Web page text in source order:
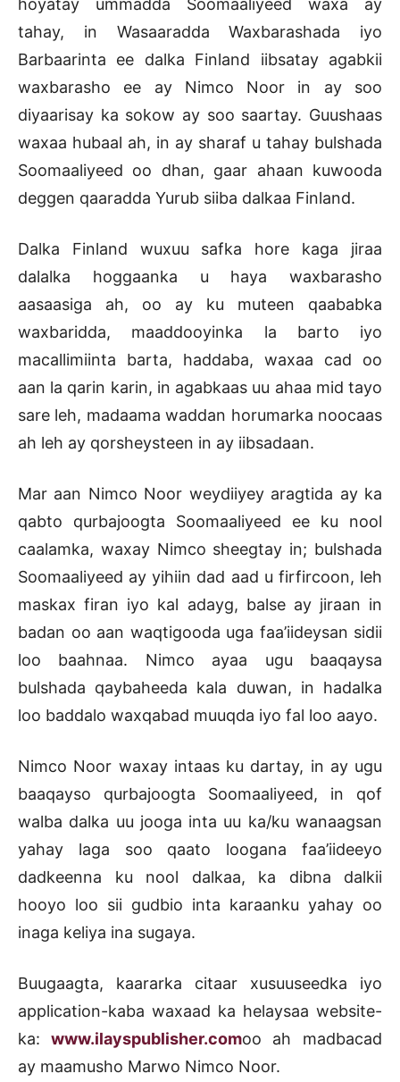
hoyatay ummadda Soomaaliyeed waxa ay
tahay, in Wasaaradda Waxbarashada iyo
Barbaarinta ee dalka Finland iibsatay agabkii
waxbarasho ee ay Nimco Noor in ay soo
diyaarisay ka sokow ay soo saartay. Guushaas
waxaa hubaal ah, in ay sharaf u tahay bulshada
Soomaaliyeed oo dhan, gaar ahaan kuwooda
deggen qaaradda Yurub siiba dalkaa Finland.
Dalka Finland wuxuu safka hore kaga jiraa
dalalka hoggaanka u haya waxbarasho
aasaasiga ah, oo ay ku muteen qaababka
waxbaridda, maaddooyinka la barto iyo
macallimiinta barta, haddaba, waxaa cad oo
aan la qarin karin, in agabkaas uu ahaa mid tayo
sare leh, madaama waddan horumarka noocaas
ah leh ay qorsheysteen in ay iibsadaan.
Mar aan Nimco Noor weydiiyey aragtida ay ka
qabto qurbajoogta Soomaaliyeed ee ku nool
caalamka, waxay Nimco sheegtay in; bulshada
Soomaaliyeed ay yihiin dad aad u firfircoon, leh
maskax firan iyo kal adayg, balse ay jiraan in
badan oo aan waqtigooda uga faa’iideysan sidii
loo baahnaa. Nimco ayaa ugu baaqaysa
bulshada qaybaheeda kala duwan, in hadalka
loo baddalo waxqabad muuqda iyo fal loo aayo.
Nimco Noor waxay intaas ku dartay, in ay ugu
baaqayso qurbajoogta Soomaaliyeed, in qof
walba dalka uu jooga inta uu ka/ku wanaagsan
yahay laga soo qaato loogana faa’iideeyo
dadkeenna ku nool dalkaa, ka dibna dalkii
hooyo loo sii gudbio inta karaanku yahay oo
inaga keliya ina sugaya.
Buugaagta, kaararka citaar xusuuseedka iyo
application-kaba waxaad ka helaysaa website-
ka:
www.ilayspublisher.comoo ah madbacad
ay maamusho Marwo Nimco Noor.